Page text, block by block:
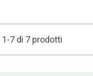
7 di 7 prodotti